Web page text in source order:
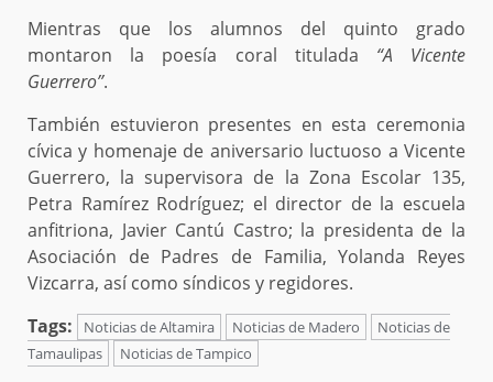
Mientras que los alumnos del quinto grado
montaron la poesía coral titulada “A Vicente
Guerrero’’.
También estuvieron presentes en esta ceremonia
cívica y homenaje de aniversario luctuoso a Vicente
Guerrero, la supervisora de la Zona Escolar 135,
Petra Ramírez Rodríguez; el director de la escuela
anfitriona, Javier Cantú Castro; la presidenta de la
Asociación de Padres de Familia, Yolanda Reyes
Vizcarra, así como síndicos y regidores.
Tags:
Noticias de Altamira Noticias de Madero
Noticias de
Tamaulipas
Noticias de Tampico